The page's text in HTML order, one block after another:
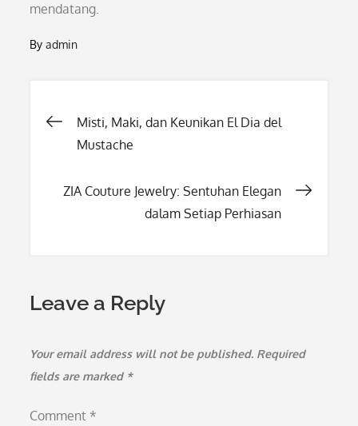
mendatang.
Byadmin
Post
Misti, Maki, dan Keunikan El Dia del
Mustache
ZIA Couture Jewelry: Sentuhan Elegan
dalam Setiap Perhiasan
Leave a Reply
Your email address will not be published. Required
fields are marked *
Comment *